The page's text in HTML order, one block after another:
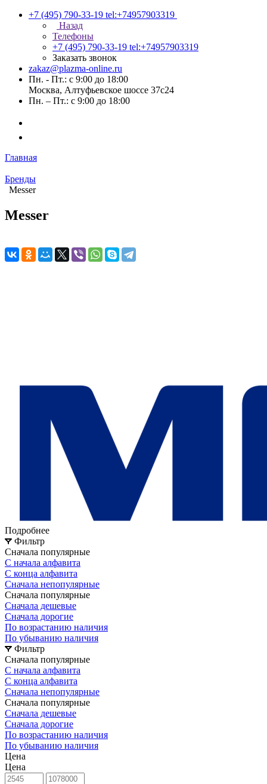
+7 (495) 790-33-19 tel:+74957903319
Назад
Телефоны
+7 (495) 790-33-19 tel:+74957903319
Заказать звонок
zakaz@plazma-online.ru
Пн. - Пт.: с 9:00 до 18:00
Москва, Алтуфьевское шоссе 37с24
Пн. – Пт.: с 9:00 до 18:00
Главная
Бренды
Messer
Messer
Подробнее
Фильтр
Сначала популярные
С начала алфавита
С конца алфавита
Сначала непопулярные
Сначала популярные
Сначала дешевые
Сначала дорогие
По возрастанию наличия
По убыванию наличия
Фильтр
Сначала популярные
С начала алфавита
С конца алфавита
Сначала непопулярные
Сначала популярные
Сначала дешевые
Сначала дорогие
По возрастанию наличия
По убыванию наличия
Цена
Цена